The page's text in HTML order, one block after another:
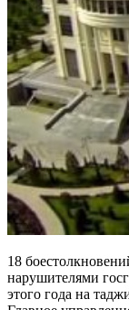
18
нарушителями
этого года на